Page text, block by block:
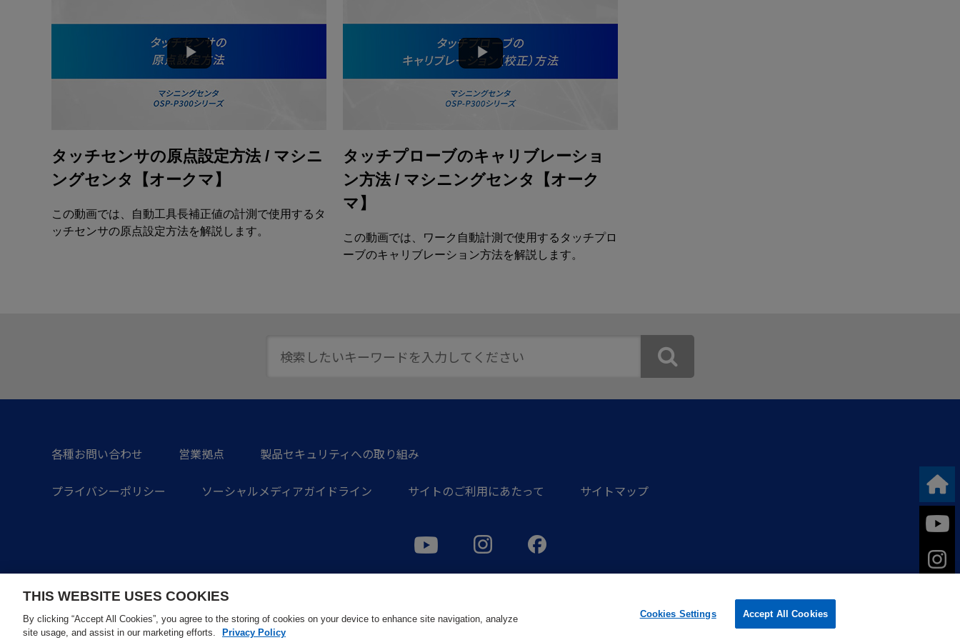
タッチセンサの原点設定方法 / マシニ
ングセンタ【オークマ】
この動画では、自動工具長補正値の計測で使用するタ
ッチセンサの原点設定方法を解説します。
タッチプローブのキャリブレーショ
ン方法 / マシニングセンタ【オーク
マ】
この動画では、ワーク自動計測で使用するタッチプロ
ーブのキャリブレーション方法を解説します。
各種お問い合わせ 営業拠点 製品セキュリティへの取り組み
プライバシーポリシー ソーシャルメディアガイドライン サイトのご利用にあたって サイトマップ
Copyright © 2016 Okuma Corporation. All Rights Reserved.
THIS WEBSITE USES COOKIES
By clicking “Accept All Cookies”, you agree to the storing of cookies on your device to enhance site navigation, analyze
site usage, and assist in our marketing efforts.
Privacy Policy
Cookies Settings Accept All Cookies